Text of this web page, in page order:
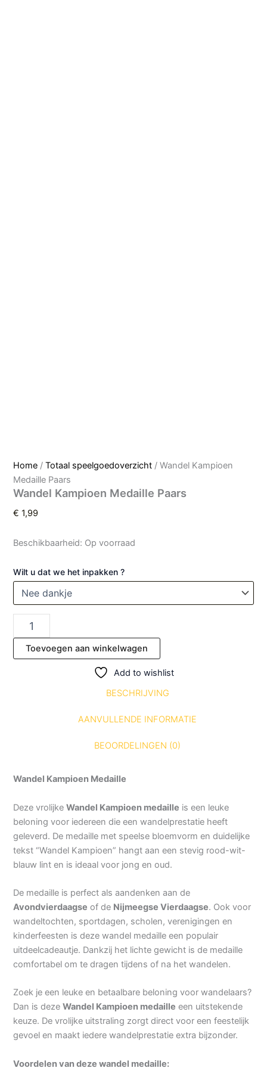
Home /Totaal speelgoedoverzicht / Wandel Kampioen
Medaille Paars
Wandel Kampioen Medaille Paars
€ 1,99
Beschikbaarheid: Op voorraad
Wilt u dat we het inpakken ?
Toevoegen aan winkelwagen
Add to wishlist
BESCHRIJVING
AANVULLENDE INFORMATIE
BEOORDELINGEN (0)
Wandel Kampioen Medaille
Deze vrolijkeWandel Kampioen medaille is een leuke
beloning voor iedereen die een wandelprestatie heeft
geleverd. De medaille met speelse bloemvorm en duidelijke
tekst “Wandel Kampioen” hangt aan een stevig rood-wit-
blauw lint en is ideaal voor jong en oud.
De medaille is perfect als aandenken aan de
Avondvierdaagse of de Nijmeegse Vierdaagse. Ook voor
wandeltochten, sportdagen, scholen, verenigingen en
kinderfeesten is deze wandel medaille een populair
uitdeelcadeautje. Dankzij het lichte gewicht is de medaille
comfortabel om te dragen tijdens of na het wandelen.
Zoek je een leuke en betaalbare beloning voor wandelaars?
Dan is dezeWandel Kampioen medaille een uitstekende
keuze. De vrolijke uitstraling zorgt direct voor een feestelijk
gevoel en maakt iedere wandelprestatie extra bijzonder.
Voordelen van deze wandel medaille: